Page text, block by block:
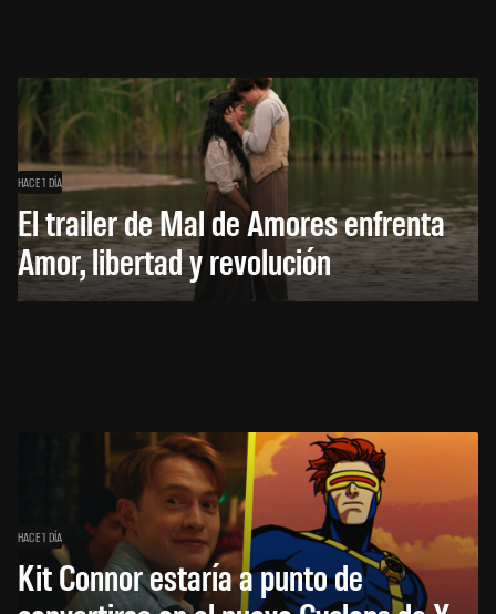
HACE 1 DÍA
El trailer de Mal de Amores enfrenta
Amor, libertad y revolución
HACE 1 DÍA
Kit Connor estaría a punto de